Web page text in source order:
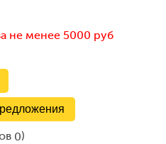
не менее 5000 руб
0)